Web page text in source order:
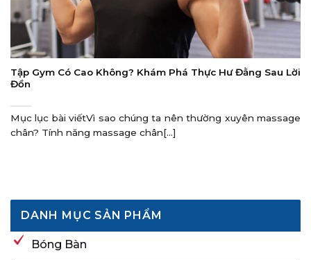
Tập Gym Có Cao Không? Khám Phá Thực Hư Đằng Sau Lời
Đồn
Mục lục bài viếtVì sao chúng ta nên thường xuyên massage
chân? Tính năng massage chân[...]
DANH MỤC SẢN PHẨM
Bóng Bàn